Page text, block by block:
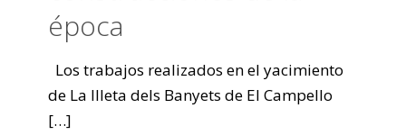
época
Los trabajos realizados en el yacimiento
de La Illeta dels Banyets de El Campello
[…]